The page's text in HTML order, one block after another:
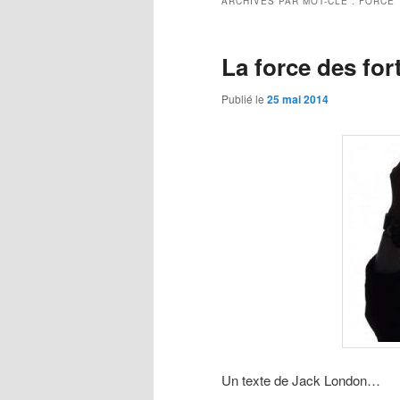
La force des
Publié le 25 mai 2014
Un texte de Jack London…